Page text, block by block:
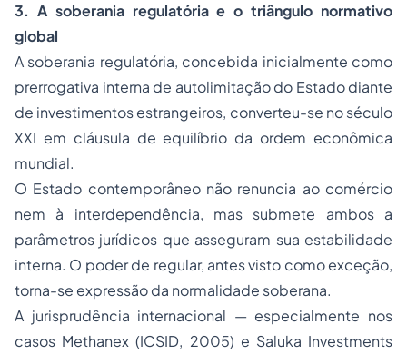
3. A soberania regulatória e o triângulo normativo
global
A soberania regulatória, concebida inicialmente como
prerrogativa interna de autolimitação do Estado diante
de investimentos estrangeiros, converteu-se no século
XXI em cláusula de equilíbrio da ordem econômica
mundial.
O Estado contemporâneo não renuncia ao comércio
nem à interdependência, mas submete ambos a
parâmetros jurídicos que asseguram sua estabilidade
interna. O poder de regular, antes visto como exceção,
torna-se expressão da normalidade soberana.
A jurisprudência internacional — especialmente nos
casos Methanex (ICSID, 2005) e Saluka Investments